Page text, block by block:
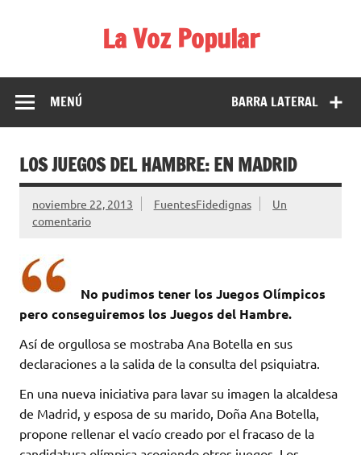
La Voz Popular
para reírse de las verdaderas.
BARRA LATERAL
MENÚ
LOS JUEGOS DEL HAMBRE: EN MADRID
noviembre 22, 2013 FuentesFidedignas
Un
comentario
No pudimos tener los Juegos Olímpicos
pero conseguiremos los Juegos del Hambre.
Así de orgullosa se mostraba Ana Botella en sus
declaraciones a la salida de la consulta del psiquiatra.
En una nueva iniciativa para lavar su imagen la alcaldesa
de Madrid, y esposa de su marido, Doña Ana Botella,
propone rellenar el vacío creado por el fracaso de la